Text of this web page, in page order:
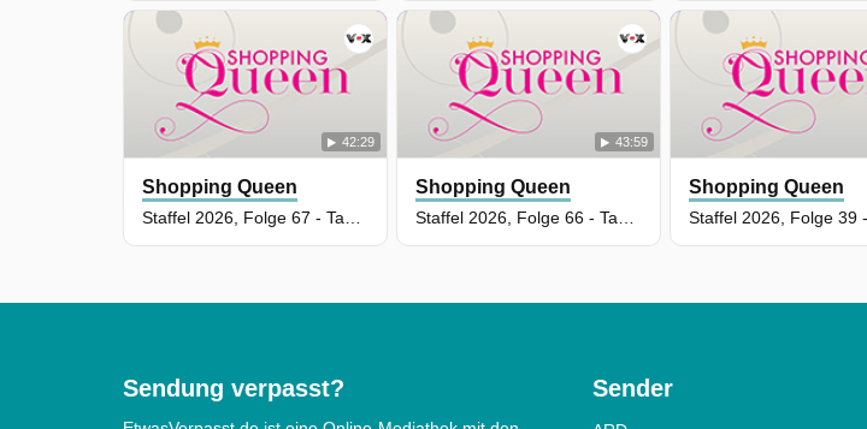
42:29
Shopping Queen
43:59
Shopping Queen Shopping Queen
Sendung verpasst? Sender